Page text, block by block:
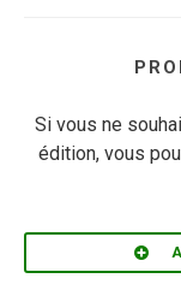
Si vous ne
édition, vous